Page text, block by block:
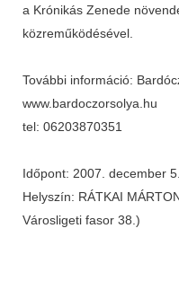
a Krónikás Zenede
közreműködésével.
További információ:
www.bardoczorsolya.hu
tel: 06203870351
Időpont: 2007. december
Helyszín: RÁTKAI
Városligeti fasor 38.)